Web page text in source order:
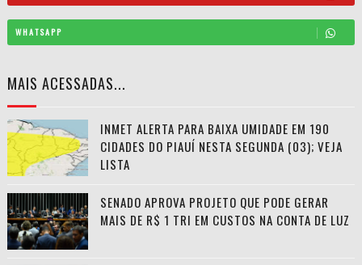
WHATSAPP
MAIS ACESSADAS...
INMET ALERTA PARA BAIXA UMIDADE EM 190
CIDADES DO PIAUÍ NESTA SEGUNDA (03); VEJA
LISTA
SENADO APROVA PROJETO QUE PODE GERAR
MAIS DE R$ 1 TRI EM CUSTOS NA CONTA DE LUZ